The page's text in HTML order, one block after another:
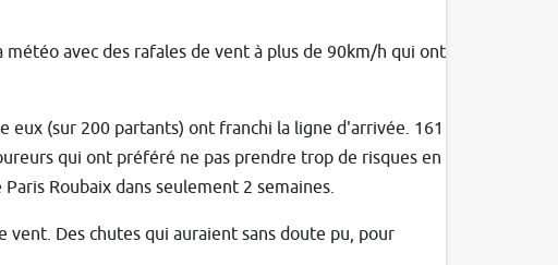
avec des rafales de vent à plus de 90km/h qui ont
eux (sur 200 partants) ont franchi la ligne d'arrivée. 161
qui ont préféré ne pas prendre trop de risques en
Roubaix dans seulement 2 semaines.
vent. Des chutes qui auraient sans doute pu, pour